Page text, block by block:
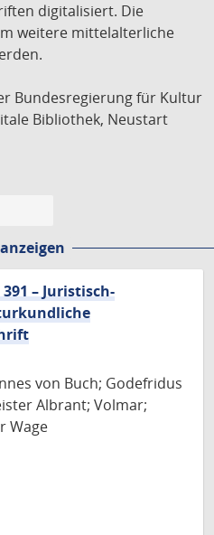
digitalisiert. Die
weitere mittelalterliche
Bundesregierung für Kultur
Bibliothek, Neustart
– Juristisch-
von Buch; Godefridus
Albrant; Volmar;
Wage